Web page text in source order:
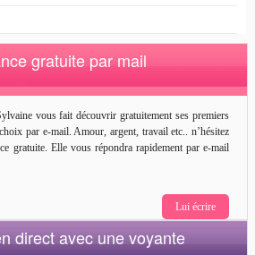
gratuite par mail
vous fait découvrir gratuitement ses premiers
par e-mail. Amour, argent, travail etc.. n’hésitez
gratuite. Elle vous répondra rapidement par e-mail
Lui écrire
direct avec une voyante